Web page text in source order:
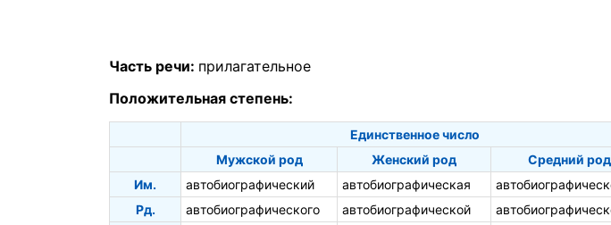
Часть речи: прилагательное
Положительная степень:
Единственное число
Мужской род
Женский род
Средний род
Им.
автобиографический автобиографическая
Рд.
автобиографического автобиографической